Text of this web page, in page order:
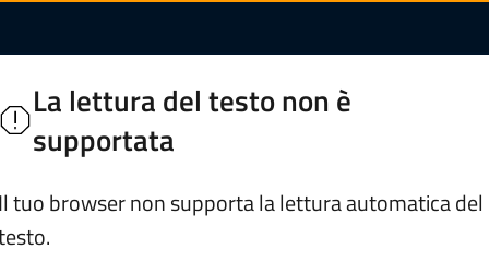
può essere
Loveno
Servizi Vivere Paisco Loveno
La lettura del testo non è
supportata
Il tuo browser non supporta la lettura automatica del